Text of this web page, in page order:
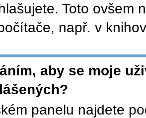
Toto ovšem
např. v
aby se moje
panelu najdete